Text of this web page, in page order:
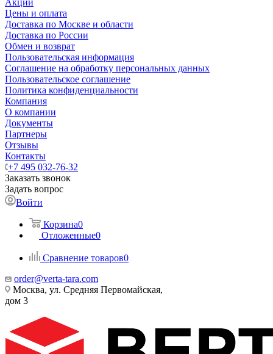
Акции
Цены и оплата
Доставка по Москве и области
Доставка по России
Обмен и возврат
Пользовательская информация
Соглашение на обработку персональных данных
Пользовательское соглашение
Политика конфиденциальности
Компания
О компании
Документы
Партнеры
Отзывы
Контакты
+7 495 032-76-32
Заказать звонок
Задать вопрос
Войти
Корзина0
Отложенные0
Сравнение товаров0
order@verta-tara.com
Москва, ул. Средняя Первомайская,
дом 3